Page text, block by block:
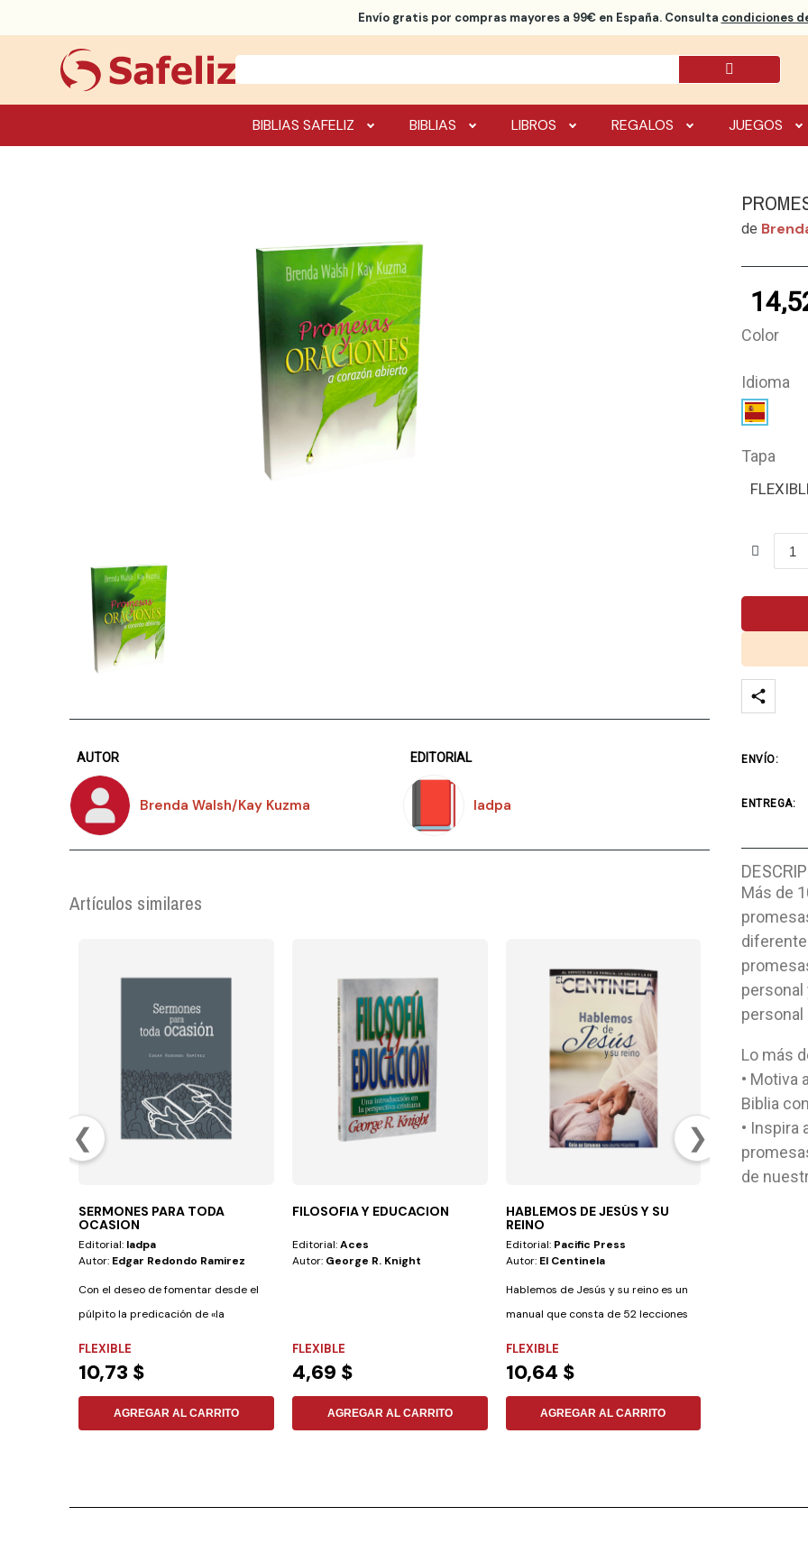
Envío gratispor compras mayores a 99€ en España. Consulta condiciones
BIBLIAS SAFELIZ BIBLIAS LIBROS REGALOS JUEGOS
AUTOR
Brenda Walsh/Kay Kuzma
EDITORIAL
Iadpa
Artículos similares
❮ ❯
SERMONES PARA TODA
OCASION
Editorial: Iadpa
Autor: Edgar Redondo Ramirez
Con el deseo de fomentar desde el
púlpito la predicación de «la
FLEXIBLE
10,73 $
AGREGAR AL CARRITO
FILOSOFIA Y EDUCACION
Editorial:Aces
Autor: George R. Knight
FLEXIBLE
4,69 $
AGREGAR AL CARRITO
HABLEMOS DE JESÚS Y SU
REINO
Editorial: Pacific Press
Autor: El Centinela
Hablemos de Jesús y su reino es un
manual que consta de 52 lecciones
FLEXIBLE
10,64 $
AGREGAR AL CARRITO
de
Color
Idioma
Tapa
ENVÍO:
ENTREGA:
Más de
personal
personal
Lo más
• Motiva
Biblia
• Inspira
de